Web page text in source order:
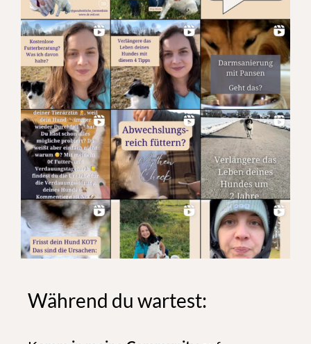
Während du wartest: